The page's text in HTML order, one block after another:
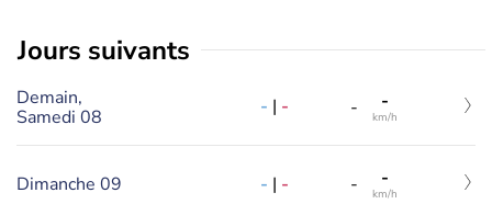
jours suivants
Demain,
Samedi 08
- | - - -
km/h
Dimanche 09 - | - - -
km/h